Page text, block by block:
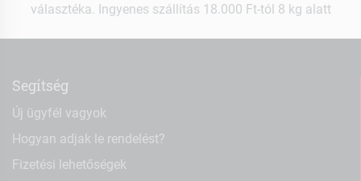
választéka. Ingyenes szállítás 18.000 Ft-tól 8 kg alatt
Segítség
Új ügyfél vagyok
Hogyan adjak le rendelést?
Fizetési lehetőségek